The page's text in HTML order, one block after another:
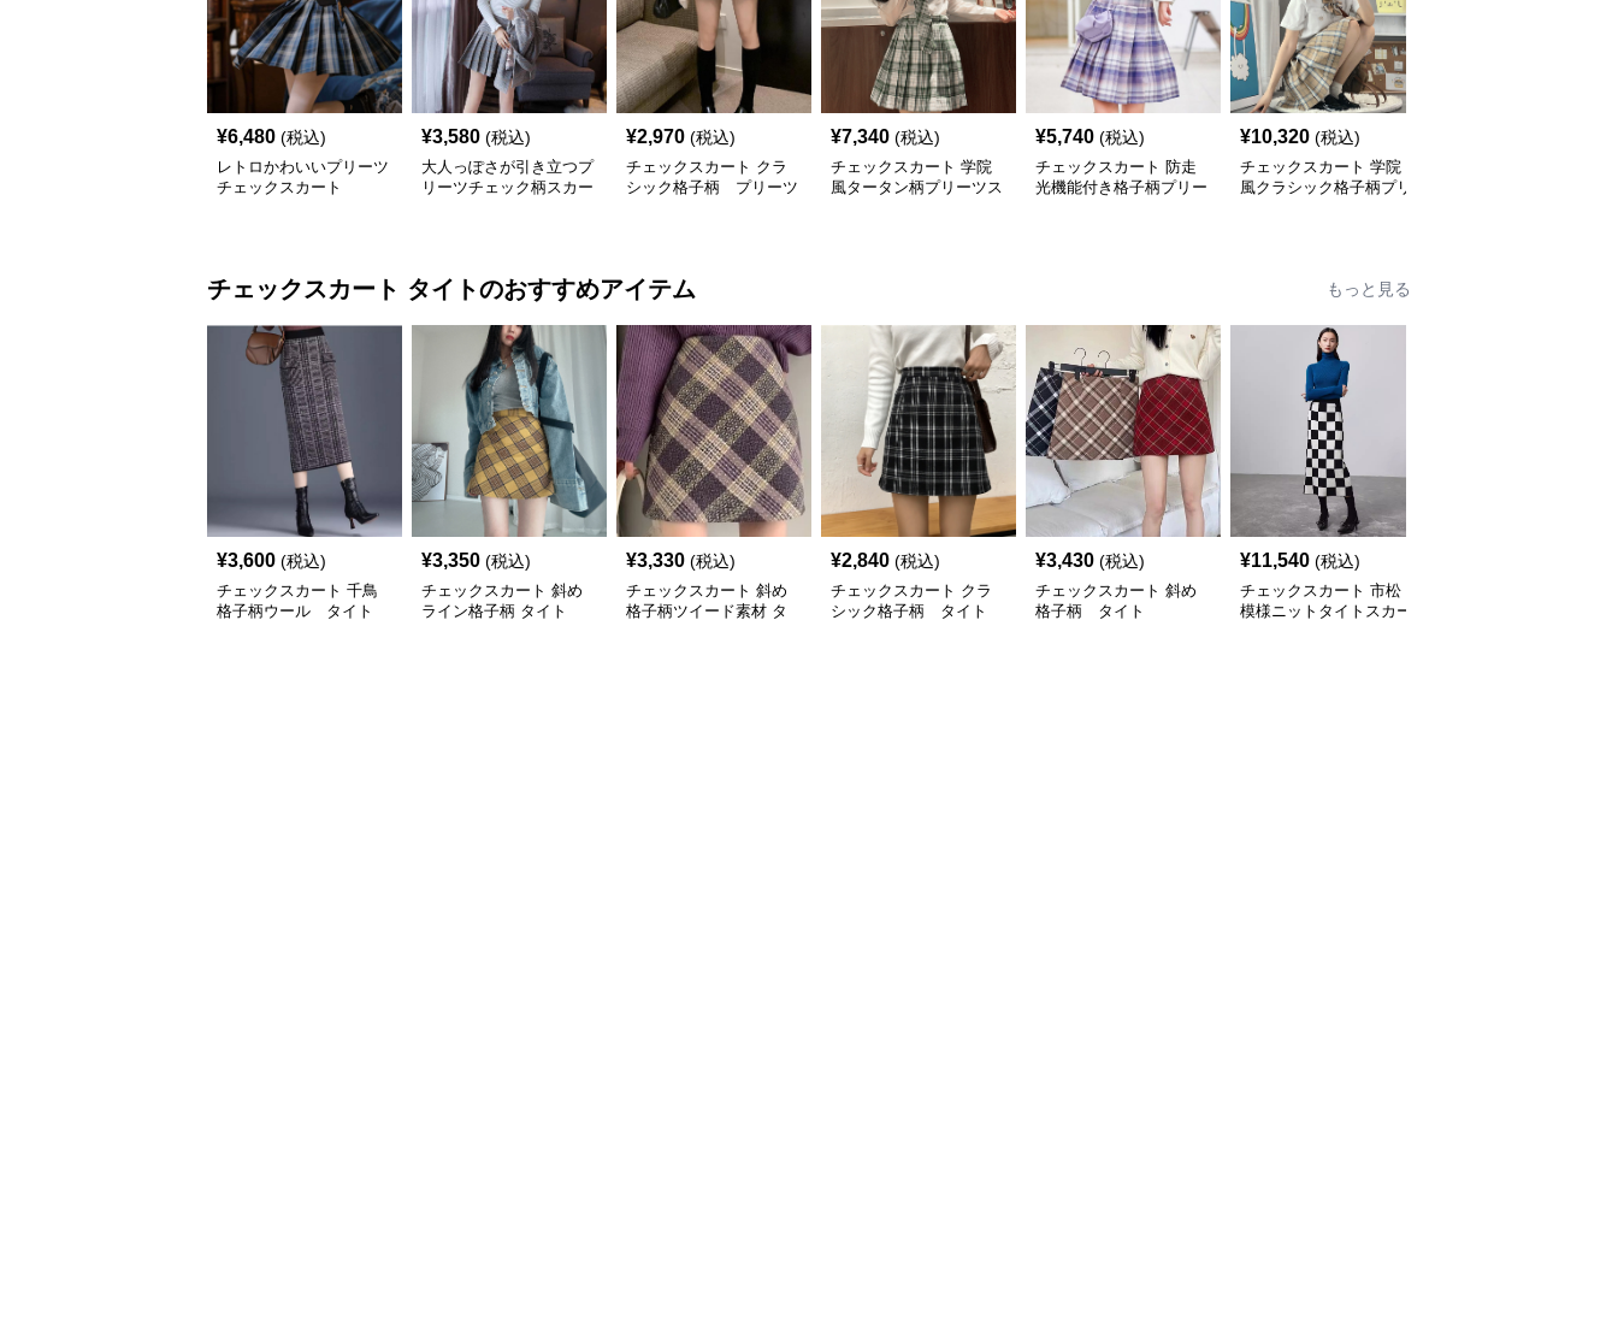
¥6,480 (税込)
レトロかわいいプリーツ
チェックスカート
¥3,580 (税込)
大人っぽさが引き立つプ
リーツチェック柄スカー
¥2,970 (税込)
チェックスカート クラ
シック格子柄 プリーツ
¥7,340 (税込)
チェックスカート 学院
風タータン柄プリーツス
¥5,740 (税込)
チェックスカート 防走
光機能付き格子柄プリー
¥10,320 (税込)
チェックスカート 学院
風クラシック格子柄プリ
チェックスカート タイトのおすすめアイテム もっと見る
¥3,600 (税込)
チェックスカート 千鳥
格子柄ウール タイト
¥3,350 (税込)
チェックスカート 斜め
ライン格子柄 タイト
¥3,330 (税込)
チェックスカート 斜め
格子柄ツイード素材 タ
¥2,840 (税込)
チェックスカート クラ
シック格子柄 タイト
¥3,430 (税込)
チェックスカート 斜め
格子柄 タイト
¥11,540 (税込)
チェックスカート 市松
模様ニットタイトスカー